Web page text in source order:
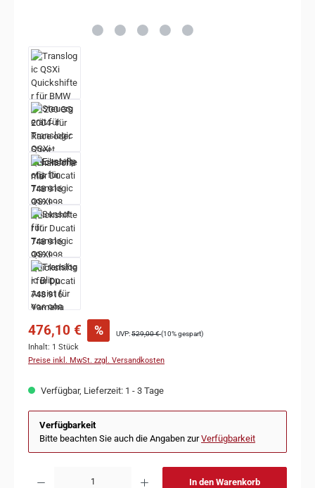
476,10 € % UVP:529,00 €(10% gespart)
Inhalt: 1 Stück
Preise inkl. MwSt. zzgl. Versandkosten
Verfügbar, Lieferzeit: 1 - 3 Tage
Verfügbarkeit
Bitte beachten Sie auch die Angaben zurVerfügbarkeit
In den Warenkorb